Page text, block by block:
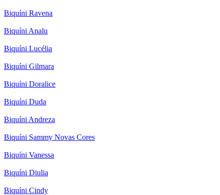
Biquíni Ravena
Biquíni Analu
Biquíni Lucélia
Biquíni Gilmara
Biquíni Doralice
Biquíni Duda
Biquíni Andreza
Biquíni Sammy Novas Cores
Biquíni Vanessa
Biquíni Diulia
Biquíni Cindy